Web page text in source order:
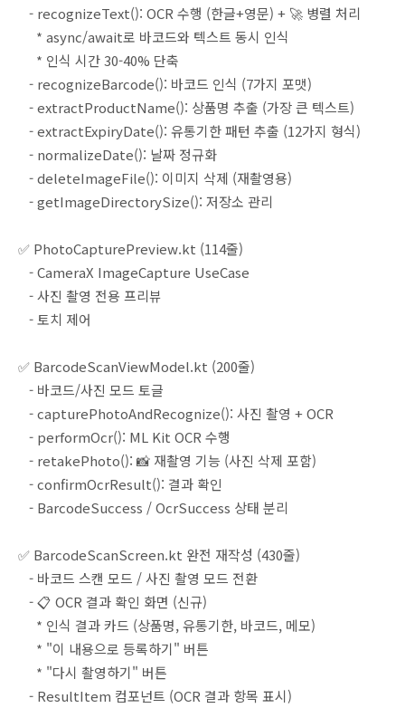
- recognizeText(): OCR 수행 (한글+영문) + 🚀 병렬 처리
* async/await로 바코드와 텍스트 동시 인식
* 인식 시간 30-40% 단축
- recognizeBarcode(): 바코드 인식 (7가지 포맷)
- extractProductName(): 상품명 추출 (가장 큰 텍스트)
- extractExpiryDate(): 유통기한 패턴 추출 (12가지 형식)
- normalizeDate(): 날짜 정규화
- deleteImageFile(): 이미지 삭제 (재촬영용)
- getImageDirectorySize(): 저장소 관리
✅ PhotoCapturePreview.kt (114줄)
- CameraX ImageCapture UseCase
- 사진 촬영 전용 프리뷰
- 토치 제어
✅ BarcodeScanViewModel.kt (200줄)
- 바코드/사진 모드 토글
- capturePhotoAndRecognize(): 사진 촬영 + OCR
- performOcr(): ML Kit OCR 수행
- retakePhoto(): 📸 재촬영 기능 (사진 삭제 포함)
- confirmOcrResult(): 결과 확인
- BarcodeSuccess / OcrSuccess 상태 분리
✅ BarcodeScanScreen.kt 완전 재작성 (430줄)
- 바코드 스캔 모드 / 사진 촬영 모드 전환
- 📋 OCR 결과 확인 화면 (신규)
* 인식 결과 카드 (상품명, 유통기한, 바코드, 메모)
* "이 내용으로 등록하기" 버튼
* "다시 촬영하기" 버튼
- ResultItem 컴포넌트 (OCR 결과 항목 표시)